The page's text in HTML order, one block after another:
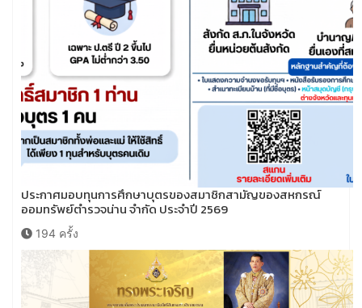
ประกาศมอบทุนการศึกษาบุตรของสมาชิกสามัญของสหกรณ์
ออมทรัพย์ตำรวจน่าน จำกัด ประจำปี 2569
194 ครั้ง